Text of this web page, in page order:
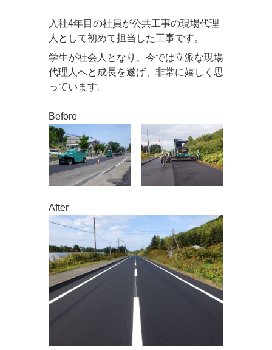
入社4年目の社員が公共工事の現場代理
人として初めて担当した工事です。
学生が社会人となり、今では立派な現場
代理人へと成長を遂げ、非常に嬉しく思
っています。
Before
After